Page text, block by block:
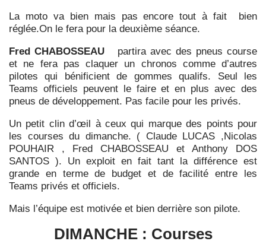
La moto va bien mais pas encore tout à fait bien
réglée.On le fera pour la deuxième séance.
Fred CHABOSSEAU
partira avec des pneus course
et ne fera pas claquer un chronos comme d’autres
pilotes qui bénificient de gommes qualifs. Seul les
Teams officiels peuvent le faire et en plus avec des
pneus de développement. Pas facile pour les privés.
Un petit clin d’œil à ceux qui marque des points pour
les courses du dimanche. ( Claude LUCAS ,Nicolas
POUHAIR , Fred CHABOSSEAU et Anthony DOS
SANTOS ). Un exploit en fait tant la différence est
grande en terme de budget et de facilité entre les
Teams privés et officiels.
Mais l’équipe est motivée et bien derrière son pilote.
DIMANCHE : Courses